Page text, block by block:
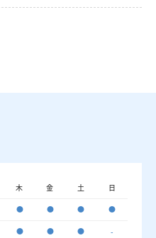
木 金 土 日
● ● ● ●
● ● ● -